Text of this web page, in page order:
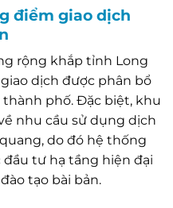
điểm giao dịch
rộng khắp tỉnh Long
dịch được phân bổ
thành phố. Đặc biệt, khu
nhu cầu sử dụng dịch
do đó hệ thống
tư hạ tầng hiện đại
tạo bài bản.